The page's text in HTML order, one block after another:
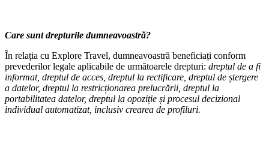
Care sunt drepturile dumneavoastră?
În relația cu Explore Travel, dumneavoastră beneficiați conform
prevederilor legale aplicabile de următoarele drepturi: dreptul de a fi
informat, dreptul de acces, dreptul la rectificare, dreptul de ștergere
a datelor, dreptul la restricționarea prelucrării, dreptul la
portabilitatea datelor, dreptul la opoziție și procesul decizional
individual automatizat, inclusiv crearea de profiluri.